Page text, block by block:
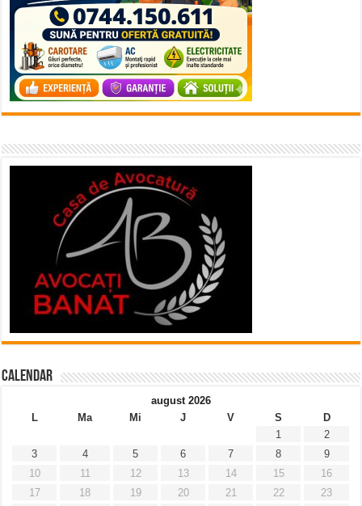
Calendar
august 2026
L
Ma Mi J V S
D
1
2
3
4 5 6 7 8
9
10
11 12 13 14 15
16
17
18 19 20 21 22
23